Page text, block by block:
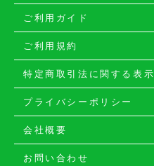
ご利用ガイド
ご利用規約
特定商取引法に関する表示
プライバシーポリシー
会社概要
お問い合わせ